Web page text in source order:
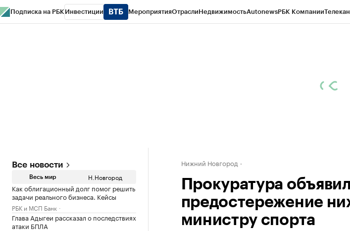
Подписка на РБК Инвестиции МероприятияОтраслиНедвижимостьAutonewsРБК Компании
Все новости
Весь мир Н.Новгород
Как облигационный долг помог решить
задачи реального бизнеса. Кейсы
РБК и МСП Банк
Глава Адыгеи рассказал о последствиях
атаки БПЛА
Нижний Новгород
Прокуратура
предостережение
министру спорта